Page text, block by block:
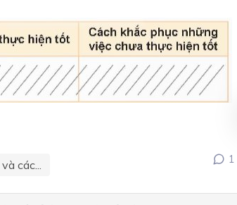
các...
1